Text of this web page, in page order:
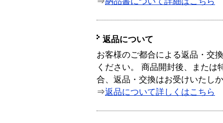
返品について
お客様のご都合による返品・交
ください。 商品開封後、または
合、返品・交換はお受けいたし
⇒返品について詳しくはこちら